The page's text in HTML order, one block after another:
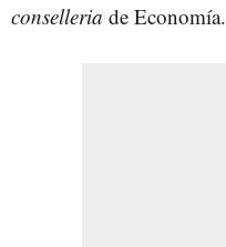
conselleria de Economía.